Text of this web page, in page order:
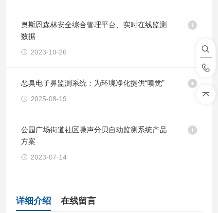
奥斯恩森林安全综合管理平台、实时在线监测
数据
2023-10-26
恶臭电子鼻监测系统：为环境净化提供“嗅觉”
2025-08-19
公园广场街道社区噪声分贝自动监测系统产品
方案
2023-07-14
详细介绍 在线留言